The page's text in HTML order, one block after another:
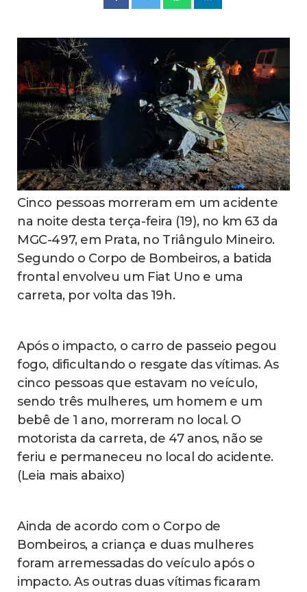
Cinco pessoas morreram em um acidente
na noite desta terça-feira (19), no km 63 da
MGC-497, em Prata, no Triângulo Mineiro.
Segundo o Corpo de Bombeiros, a batida
frontal envolveu um Fiat Uno e uma
carreta, por volta das 19h.
Após o impacto, o carro de passeio pegou
fogo, dificultando o resgate das vítimas. As
cinco pessoas que estavam no veículo,
sendo três mulheres, um homem e um
bebê de 1 ano, morreram no local. O
motorista da carreta, de 47 anos, não se
feriu e permaneceu no local do acidente.
(Leia mais abaixo)
Ainda de acordo com o Corpo de
Bombeiros, a criança e duas mulheres
foram arremessadas do veículo após o
impacto. As outras duas vítimas ficaram